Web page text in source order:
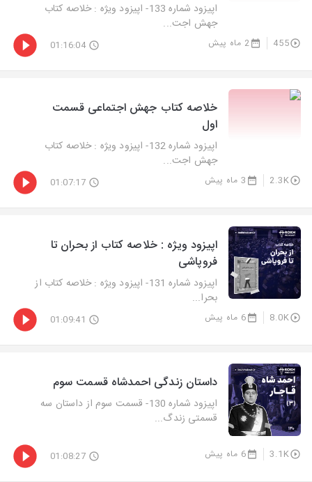
اپیزود شماره 133- اپیزود ویژه : خلاصه کتاب
جهش اجت...
455 2 ماه پیش 01:16:04
خلاصه کتاب جهش اجتماعی قسمت
اول
اپیزود شماره 132- اپیزود ویژه : خلاصه کتاب
جهش اجت...
2.3K 3 ماه پیش 01:07:17
اپیزود ویژه : خلاصه کتاب از بحران تا
فروپاشی
اپیزود شماره 131- اپیزود ویژه : خلاصه کتاب از
بحرا...
8.0K 6 ماه پیش 01:09:41
داستان زندگی احمدشاه قسمت سوم
اپیزود شماره 130- قسمت سوم از داستان سه
قسمتی زندگ...
3.1K 6 ماه پیش 01:08:27